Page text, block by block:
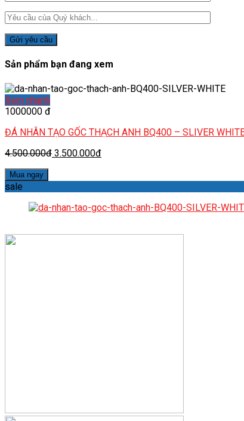
Sản phẩm bạn đang xem
Xem nhanh
1000000 đ
ĐÁ NHÂN TẠO GỐC THẠCH ANH BQ400 – SLIVER
4.500.000đ 3.500.000đ
Mua ngay
sale